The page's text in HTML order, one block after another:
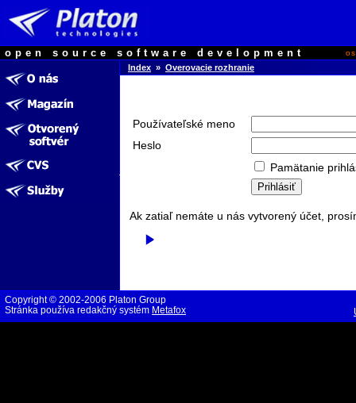
open source software development
Index » Overovacie rozhranie
Používateľské meno
Heslo
Pamätanie
Ak zatiaľ nemáte u nás vytvorený účet,
Copyright © 2002-2006 Platon Group
Stránka používa redakčný systém Metafox